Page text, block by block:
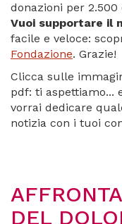
donazioni per 2.500
Vuoi supportare il
facile e veloce:
Fondazione. Grazie!
Clicca sulle
pdf: ti aspettiamo...
vorrai dedicare
notizia con i tuoi
DEL